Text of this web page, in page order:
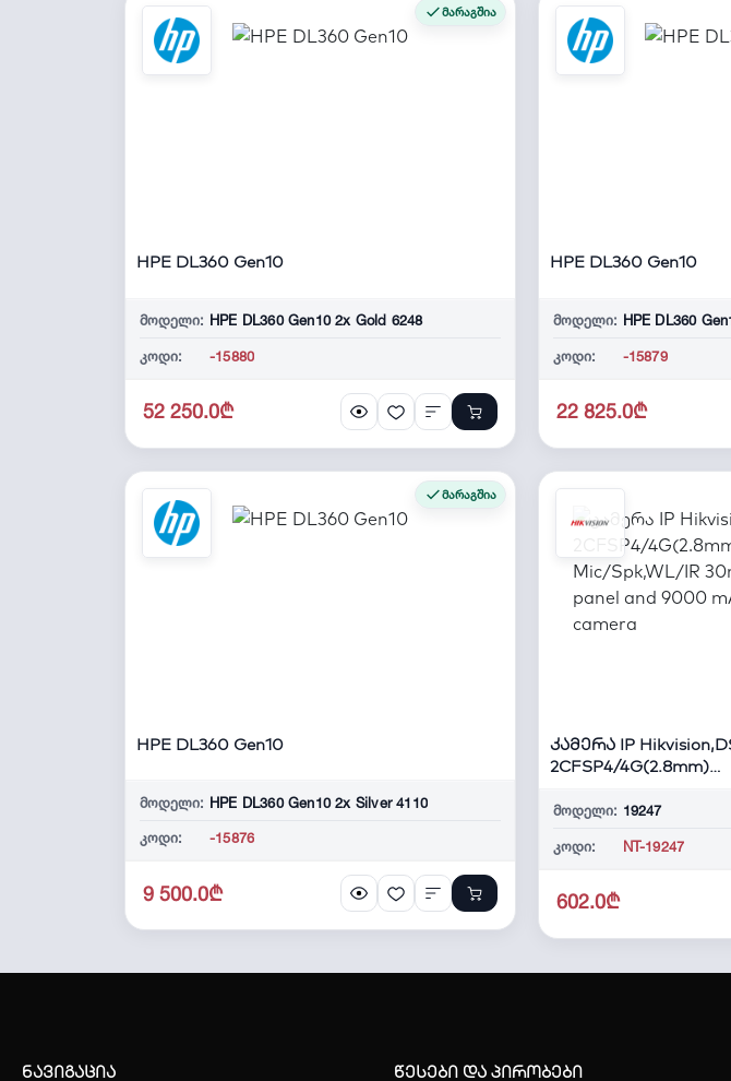
მარაგშია
HPE DL360 Gen10
მოდელი: HPE DL360 Gen10 2x Gold 6248
კოდი: -15880
52 250.0₾
HPE DL360 Gen10
მოდელი: HPE DL360
კოდი: -15879
22 825.0₾
მარაგშია
HPE DL360 Gen10
მოდელი: HPE DL360 Gen10 2x Silver 4110
კოდი: -15876
9 500.0₾
კამერა IP
2CFSP4/4G(2.8mm)
მოდელი: 19247
კოდი: NT-19247
602.0₾
ნავიგაცია წესები და პირობები